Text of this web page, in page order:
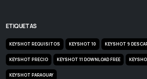
ETIQUETAS
KEYSHOT REQUISITOS KEYSHOT 10 KEYSHOT 9
KEYSHOT PRECIO KEYSHOT 11 DOWNLOAD FREE
KEYSHOT PARAGUAY